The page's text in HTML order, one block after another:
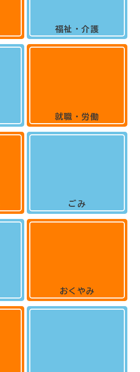
福祉・介護
就職・労働
ごみ
おくやみ